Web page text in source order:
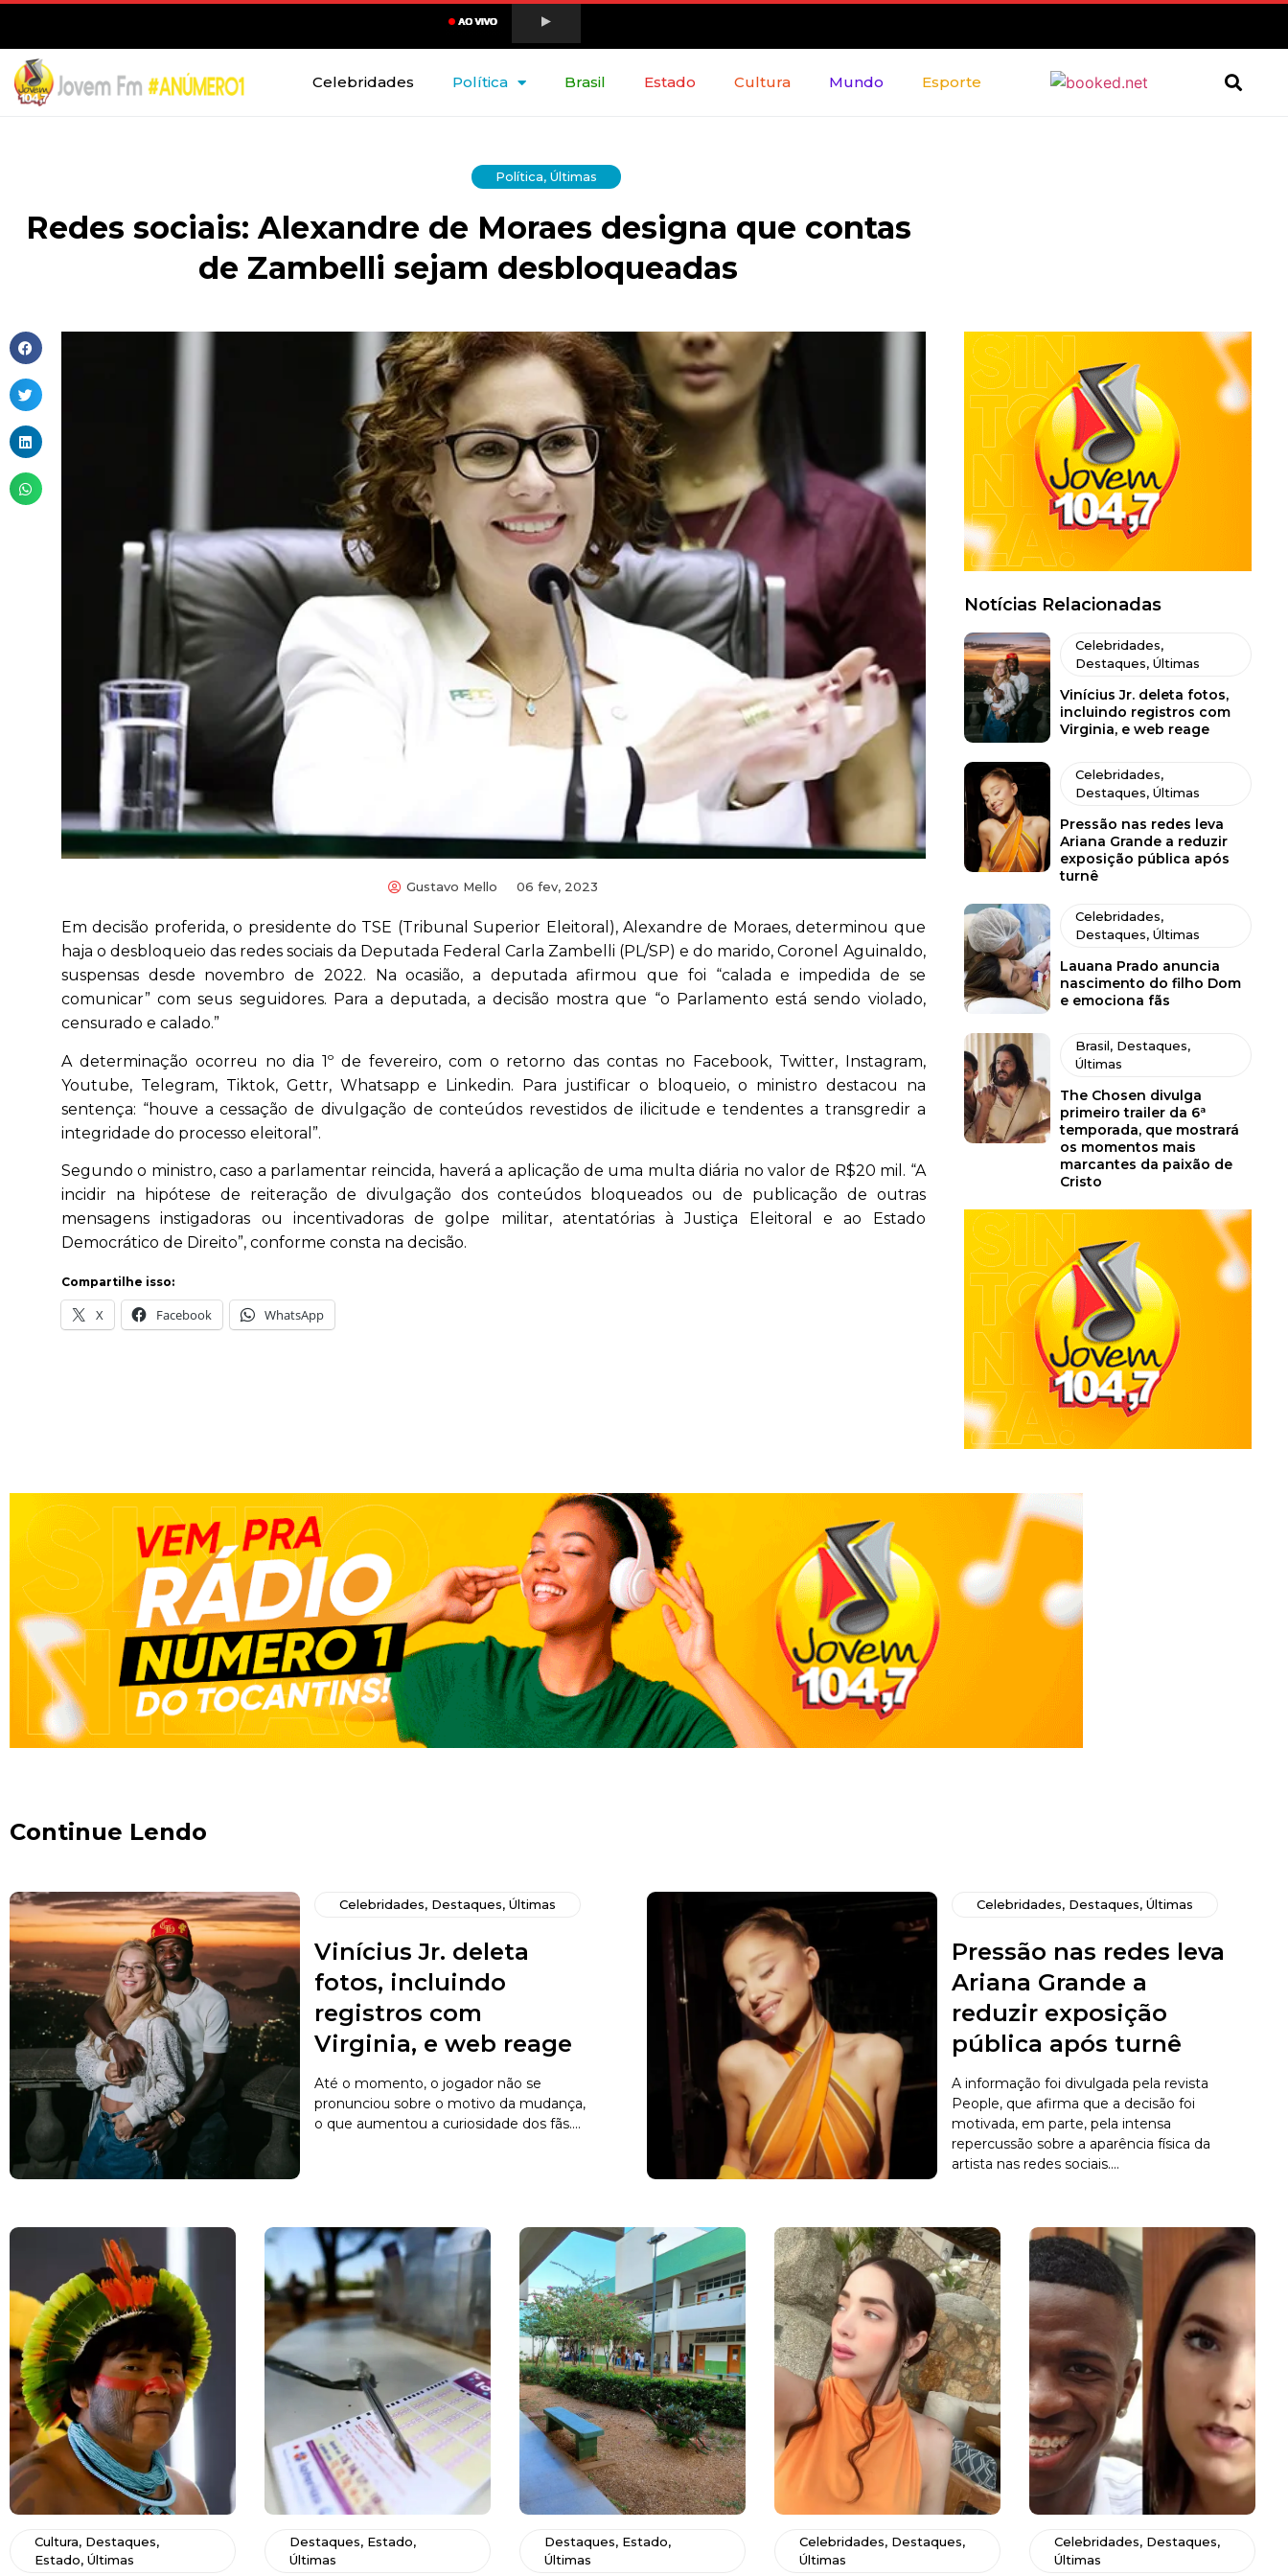
Celebridades Política Brasil Estado Cultura Mundo Esporte
Política, Últimas
Redes sociais: Alexandre de Moraes designa que contas
de Zambelli sejam desbloqueadas
Gustavo Mello 06 fev, 2023
Em decisão proferida, o presidente do TSE (Tribunal Superior Eleitoral), Alexandre de Moraes, determinou que
haja o desbloqueio das redes sociais da Deputada Federal Carla Zambelli (PL/SP) e do marido, Coronel Aguinaldo,
suspensas desde novembro de 2022. Na ocasião, a deputada afirmou que foi “calada e impedida de se
comunicar” com seus seguidores. Para a deputada, a decisão mostra que “o Parlamento está sendo violado,
censurado e calado.”
A determinação ocorreu no dia 1º de fevereiro, com o retorno das contas no Facebook, Twitter, Instagram,
Youtube, Telegram, Tiktok, Gettr, Whatsapp e Linkedin. Para justificar o bloqueio, o ministro destacou na
sentença: “houve a cessação de divulgação de conteúdos revestidos de ilicitude e tendentes a transgredir a
integridade do processo eleitoral”.
Segundo o ministro, caso a parlamentar reincida, haverá a aplicação de uma multa diária no valor de R$20 mil. “A
incidir na hipótese de reiteração de divulgação dos conteúdos bloqueados ou de publicação de outras
mensagens instigadoras ou incentivadoras de golpe militar, atentatórias à Justiça Eleitoral e ao Estado
Democrático de Direito”, conforme consta na decisão.
Compartilhe isso:
X Facebook WhatsApp
Notícias Relacionadas
Celebridades,
Destaques, Últimas
Vinícius Jr. deleta fotos,
incluindo registros com
Virginia, e web reage
Celebridades,
Destaques, Últimas
Pressão nas redes leva
Ariana Grande a reduzir
exposição pública após
turnê
Celebridades,
Destaques, Últimas
Lauana Prado anuncia
nascimento do filho Dom
e emociona fãs
Brasil, Destaques,
Últimas
The Chosen divulga
primeiro trailer da 6ª
temporada, que mostrará
os momentos mais
marcantes da paixão de
Cristo
Continue Lendo
Celebridades, Destaques, Últimas
Vinícius Jr. deleta
fotos, incluindo
registros com
Virginia, e web reage
Até o momento, o jogador não se
pronunciou sobre o motivo da mudança,
o que aumentou a curiosidade dos fãs....
Celebridades, Destaques, Últimas
Pressão nas redes leva
Ariana Grande a
reduzir exposição
pública após turnê
A informação foi divulgada pela revista
People, que afirma que a decisão foi
motivada, em parte, pela intensa
repercussão sobre a aparência física da
artista nas redes sociais....
Cultura, Destaques,
Estado, Últimas
Destaques, Estado,
Últimas
Destaques, Estado,
Últimas
Celebridades, Destaques,
Últimas
Celebridades, Destaques,
Últimas